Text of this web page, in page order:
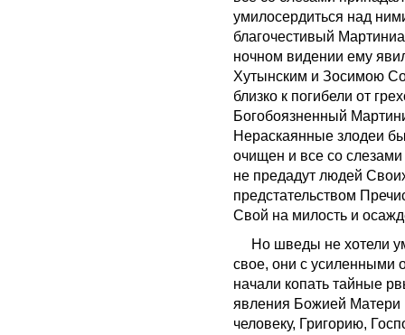
умилосердиться над
благочестивый
ночном видении ему
Хутынским и Зосимою
близко к погибели от
Богобоязненный
Нераскаянные злодеи
очищен и все со
не предадут людей
предстательством
Свой на милость и
Но шведы не хотели
свое, они с усиленными
начали копать тайные
явления Божией Матери
человеку, Григорию,